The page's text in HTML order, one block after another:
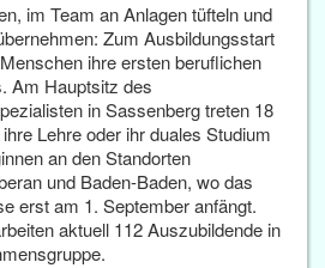
im Team an Anlagen tüfteln und
Zum Ausbildungsstart
ihre ersten beruflichen
Am Hauptsitz des
in Sassenberg treten 18
Lehre oder ihr duales Studium
an den Standorten
und Baden-Baden, wo das
erst am 1. September anfängt.
aktuell 112 Auszubildende in